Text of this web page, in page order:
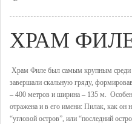
ХРАМ
Храм Филе был самым крупным среди
завершали скальную гряду,
– 400 метров и ширина – 135 м.
отражена и в его имени: Пилак, как он
“угловой остров”, или “последний